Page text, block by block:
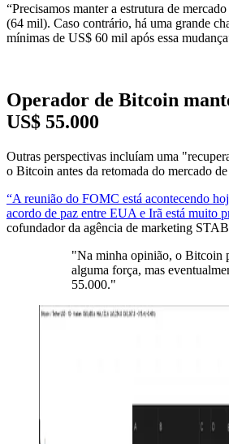
“Precisamos manter a estrutura de
(64 mil). Caso contrário, há uma grande
mínimas de US$ 60 mil após essa
Operador de Bitcoin
US$ 55.000
Outras perspectivas incluíam uma
o Bitcoin antes da retomada do mercado
“A reunião do FOMC está acontecendo
acordo de paz entre EUA e Irã está muito
cofundador da agência de marketing
"Na minha opinião, o Bitcoin
alguma força, mas
55.000."